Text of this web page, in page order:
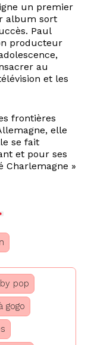
un premier
album sort
Paul
producteur
au
et les
frontières
elle
se fait
et pour ses
Charlemagne »
pop
gogo